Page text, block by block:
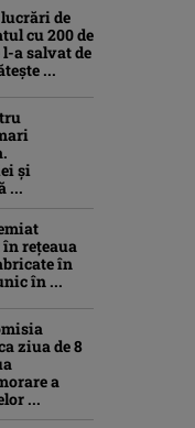
de
cu 200 de
a salvat de
...
și
...
rețeaua
în
în ...
ziua de 8
a
...